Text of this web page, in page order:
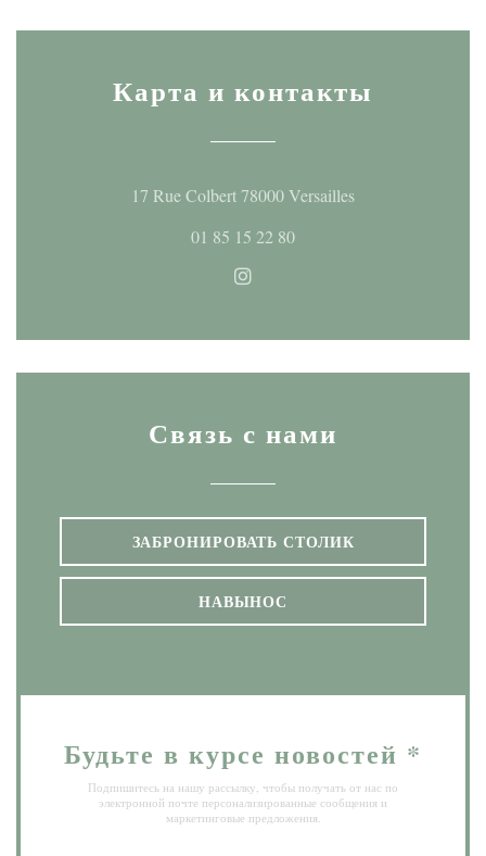
Карта и контакты
17 Rue Colbert 78000 Versailles((открывается в
01 85 15 22 80
Instagram ((открывается в
Связь с нами
ЗАБРОНИРОВАТЬ СТОЛИК
НАВЫНОС
Будьте в курсе новостей *
Подпишитесь на нашу рассылку, чтобы получать от нас по
электронной почте персонализированные сообщения и
маркетинговые предложения.